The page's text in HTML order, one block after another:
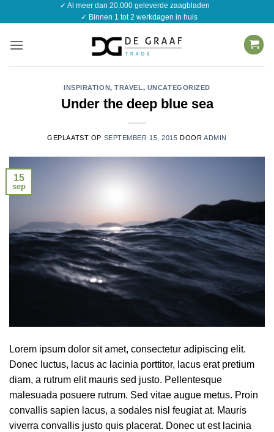
naar
✓ Al meer dan 20.000 geleverde zaagbladen
✓ Binnen 1 tot 2 werkdagen in huis
INSPIRATION,TRAVEL, UNCATEGORIZED
Under the deep blue sea
GEPLAATST OP SEPTEMBER 15, 2015 DOOR ADMIN
15
sep
Lorem ipsum dolor sit amet, consectetur adipiscing elit.
Donec luctus, lacus ac lacinia porttitor, lacus erat pretium
diam, a rutrum elit mauris sed justo. Pellentesque
malesuada posuere rutrum. Sed vitae augue metus. Proin
convallis sapien lacus, a sodales nisl feugiat at. Mauris
viverra convallis justo quis placerat. Donec ut est lacinia